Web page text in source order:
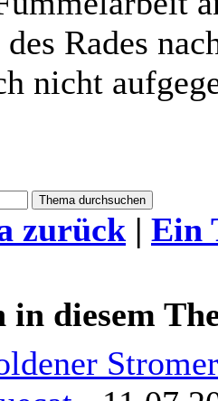
des Rades
nicht
zurück | Ein
in diesem